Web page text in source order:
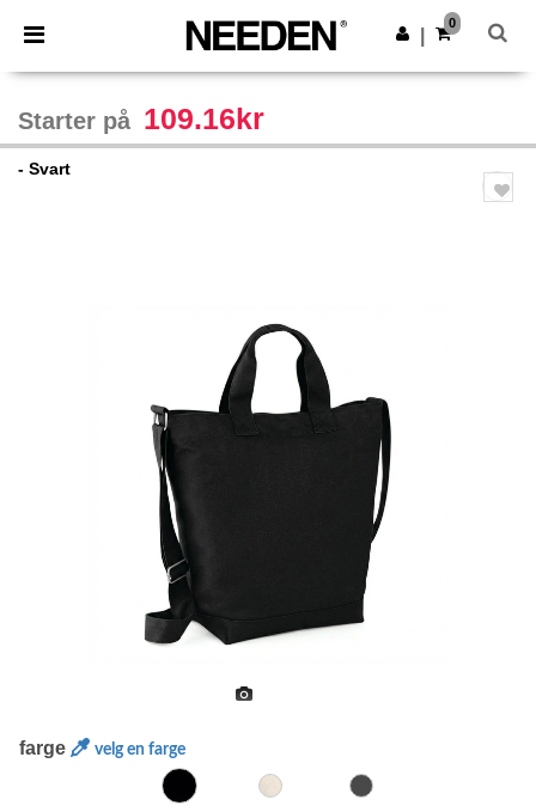
× Needen-app
Bedre priser i appen!
Last ned app
0
Starter på 109.16kr
- Svart
farge velg en farge